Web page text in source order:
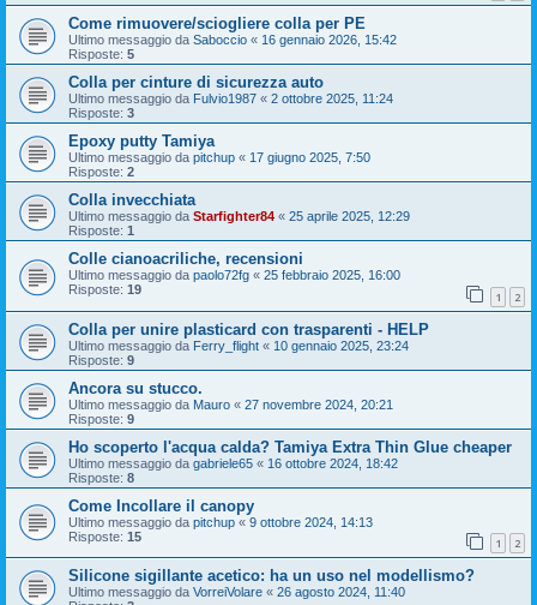
Come rimuovere/sciogliere colla per PE
Ultimo messaggio da Saboccio « 16 gennaio 2026, 15:42
Risposte: 5
Colla per cinture di sicurezza auto
Ultimo messaggio da Fulvio1987 « 2 ottobre 2025, 11:24
Risposte: 3
Epoxy putty Tamiya
Ultimo messaggio da pitchup « 17 giugno 2025, 7:50
Risposte: 2
Colla invecchiata
Ultimo messaggio da Starfighter84 « 25 aprile 2025, 12:29
Risposte: 1
Colle cianoacriliche, recensioni
Ultimo messaggio da paolo72fg « 25 febbraio 2025, 16:00
Risposte: 19 1 2
Colla per unire plasticard con trasparenti - HELP
Ultimo messaggio da Ferry_flight « 10 gennaio 2025, 23:24
Risposte: 9
Ancora su stucco.
Ultimo messaggio da Mauro « 27 novembre 2024, 20:21
Risposte: 9
Ho scoperto l'acqua calda? Tamiya Extra Thin Glue cheaper
Ultimo messaggio da gabriele65 « 16 ottobre 2024, 18:42
Risposte: 8
Come Incollare il canopy
Ultimo messaggio da pitchup « 9 ottobre 2024, 14:13
Risposte: 15 1 2
Silicone sigillante acetico: ha un uso nel modellismo?
Ultimo messaggio da VorreiVolare « 26 agosto 2024, 11:40